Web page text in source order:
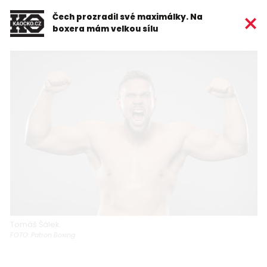
Čech prozradil své maximálky. Na
boxera mám velkou sílu